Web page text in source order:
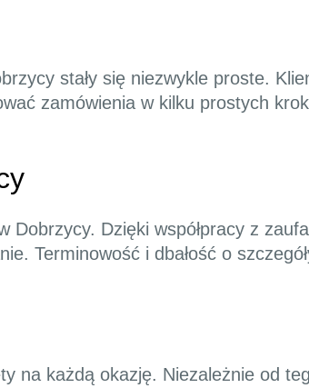
stały się niezwykle proste.
zamówienia w kilku prostych
Dzięki współpracy z
Terminowość i dbałość o
na każdą okazję. Niezależnie od